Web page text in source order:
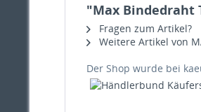
"Max Bindedraht
Fragen zum Artikel?
Weitere Artikel von
Der Shop wurde bei